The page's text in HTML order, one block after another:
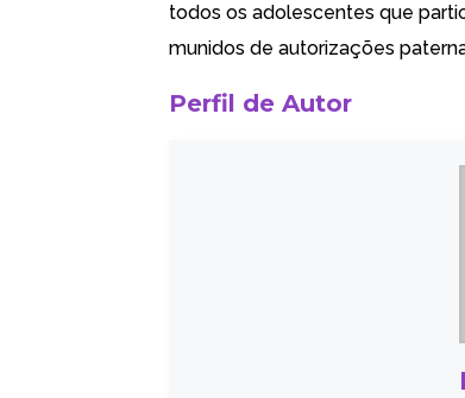
todos os adolescentes que
munidos de autorizações
Perfil de Autor